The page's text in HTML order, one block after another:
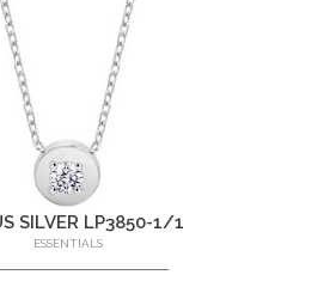
SILVER LP3850-1/1
ESSENTIALS